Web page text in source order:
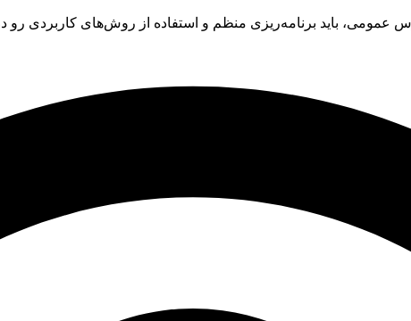
باید برنامه‌ریزی منظم و استفاده از روش‌های کاربردی رو